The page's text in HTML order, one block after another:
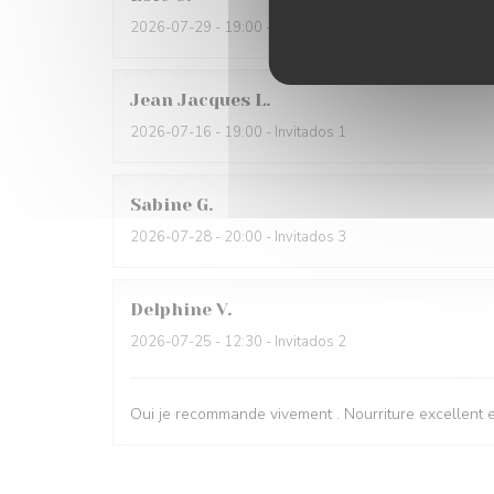
2026-07-29 - 19:00 - Invitados 6
Jean Jacques L
2026-07-16 - 19:00 - Invitados 1
Sabine G
2026-07-28 - 20:00 - Invitados 3
Delphine V
2026-07-25 - 12:30 - Invitados 2
Oui je recommande vivement . Nourriture excellent